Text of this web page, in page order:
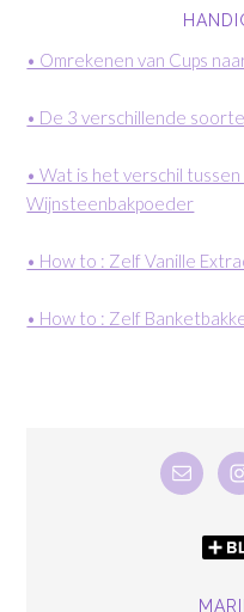
• Omrekenen van Cups
• De 3 verschillende
• Wat is het verschil
Wijnsteenbakpoeder
• How to : Zelf Vanille
• How to : Zelf